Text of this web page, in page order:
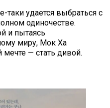
таки удается выбраться с
одиночестве.
и пытаясь
миру, Мок Ха
— стать дивой.